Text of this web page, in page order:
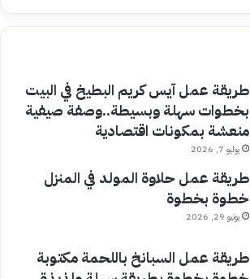
طريقة عمل آيس كريم البطيخ في البيت
بخطوات سهلة وبسيطة..وصفة صيفية
منعشة بمكونات اقتصادية
يوليو 7, 2026
طريقة عمل حلاوة المولد في المنزل
خطوة بخطوة
يونيو 29, 2026
طريقة عمل السبانخ باللحمة مكتوبة